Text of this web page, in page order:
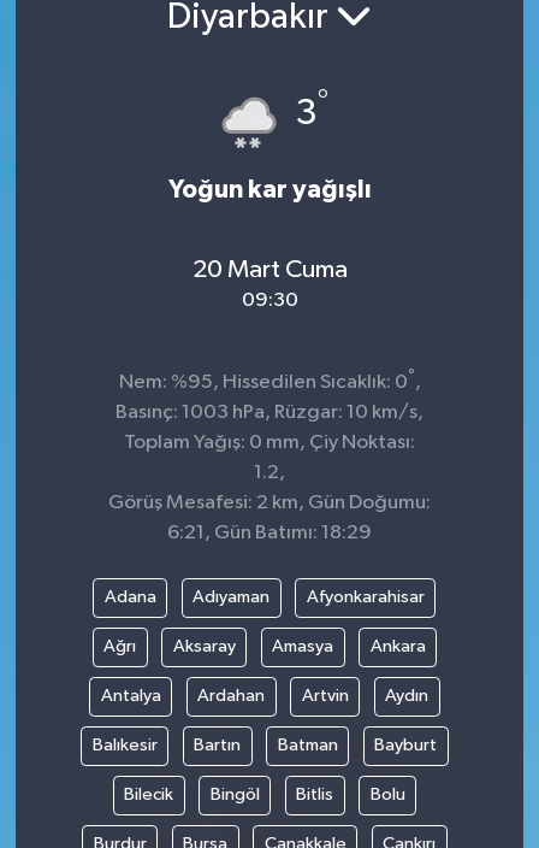
Diyarbakır
3°
Yoğun kar yağışlı
20 Mart Cuma
09:30
Nem: %95, Hissedilen Sıcaklık: 0° ,
Basınç: 1003 hPa, Rüzgar: 10 km/s,
Toplam Yağış: 0 mm, Çiy Noktası:
1.2,
Görüş Mesafesi: 2 km, Gün Doğumu:
6:21, Gün Batımı: 18:29
Adana Adıyaman Afyonkarahisar
Ağrı Aksaray Amasya Ankara
Antalya Ardahan Artvin Aydın
Balıkesir Bartın Batman Bayburt
Bilecik Bingöl Bitlis Bolu
Burdur Bursa Çanakkale Çankırı